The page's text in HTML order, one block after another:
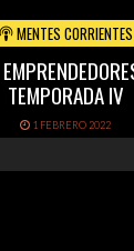
MENTES CORRIENTES
TEMPORADA IV
1 FEBRERO 2022